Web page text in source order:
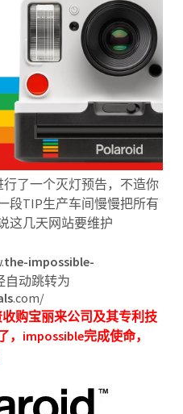
了一个灭灯预告，不造你
段TIP生产车间慢慢把所有
这几天网站要维护
the-impossible-
自动跳转为
.com/
购宝丽来公司及其专利技
impossible完成使命，